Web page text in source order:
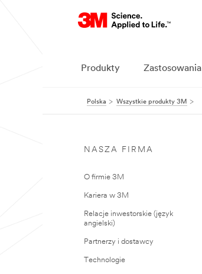
Produkty Zastosowania
Polska Wszystkie produkty 3M
NASZA FIRMA
O firmie 3M
Kariera w 3M
Relacje inwestorskie (język
angielski)
Partnerzy i dostawcy
Technologie